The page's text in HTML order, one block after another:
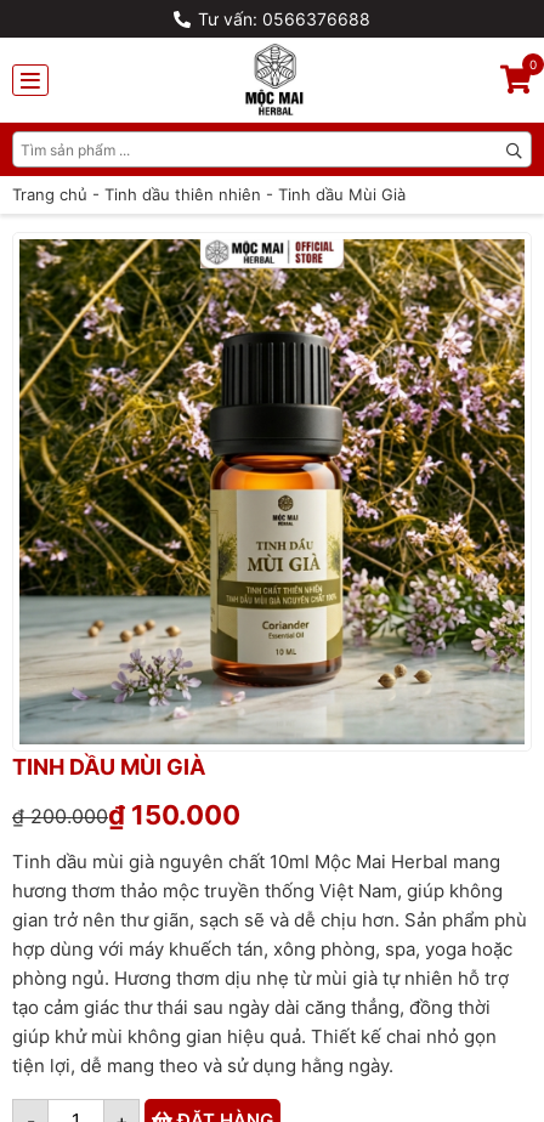
Tư vấn: 0566376688
0
Trang chủ - Tinh dầu thiên nhiên - Tinh dầu Mùi Già
TINH DẦU MÙI GIÀ
₫200.000₫ 150.000
Tinh dầu mùi già nguyên chất 10ml Mộc Mai Herbal mang
hương thơm thảo mộc truyền thống Việt Nam, giúp không
gian trở nên thư giãn, sạch sẽ và dễ chịu hơn. Sản phẩm phù
hợp dùng với máy khuếch tán, xông phòng, spa, yoga hoặc
phòng ngủ. Hương thơm dịu nhẹ từ mùi già tự nhiên hỗ trợ
tạo cảm giác thư thái sau ngày dài căng thẳng, đồng thời
giúp khử mùi không gian hiệu quả. Thiết kế chai nhỏ gọn
tiện lợi, dễ mang theo và sử dụng hằng ngày.